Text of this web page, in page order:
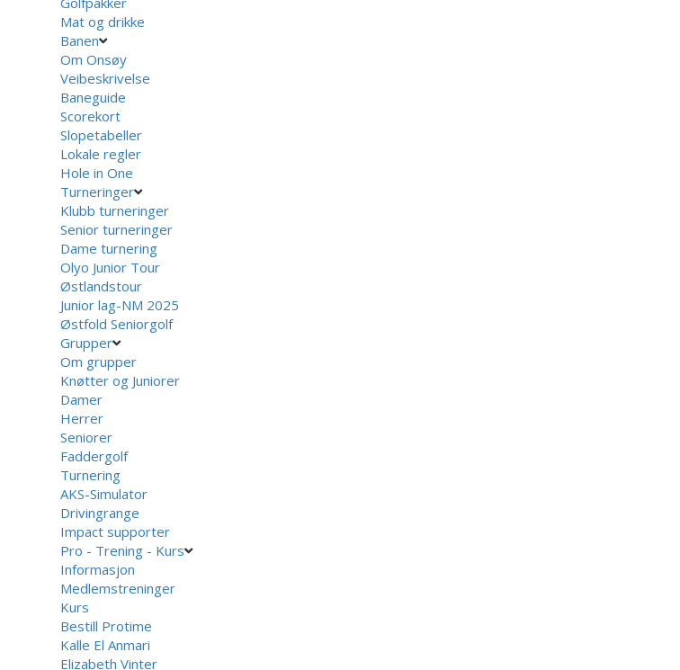
Mat og drikke
Banen
Om Onsøy
Veibeskrivelse
Baneguide
Scorekort
Slopetabeller
Lokale regler
Hole in One
Turneringer
Klubb turneringer
Senior turneringer
Dame turnering
Olyo Junior Tour
Østlandstour
Junior lag-NM 2025
Østfold Seniorgolf
Grupper
Om grupper
Knøtter og Juniorer
Damer
Herrer
Seniorer
Faddergolf
Turnering
AKS-Simulator
Drivingrange
Impact supporter
Pro - Trening - Kurs
Informasjon
Medlemstreninger
Kurs
Bestill Protime
Kalle El Anmari
Elizabeth Vinter